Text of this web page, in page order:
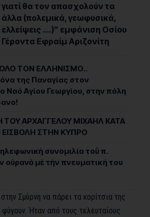
γιατί θα τον απασχολούν τα
άλλα (πολεμικά, γεωφυσικά,
ελλείψεις ….)” εμφάνιση Οσίου
Γέροντα Εφραίμ Αριζονίτη
ΟΛΟ ΤΟΝ ΕΛΛΗΝΙΣΜΟ..
της Παναγίας στον
Ναό Αγίου Γεωργίου, στην πόλη
ΤΟΥ ΑΡΧΑΓΓΕΛΟΥ ΜΙΧΑΗΛ ΚΑΤΑ
ΣΤΗΝ ΚΥΠΡΟ
συνομιλία τοῦ π.
οὐρανὸ μὲ τὴν πνευματική του
Σμύρνη να πάρει τα κορίτσια της
Ήταν από τους τελευταίους